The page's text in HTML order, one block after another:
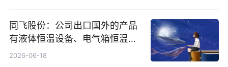
同飞股份：公司出口国外的产品
有液体恒温设备、电气箱恒温装
置、纯水冷却单元和特种换热器
2026-06-18